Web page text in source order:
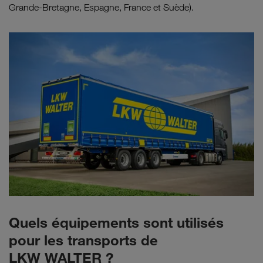
Grande-Bretagne, Espagne, France et Suède).
Quels équipements sont utilisés
pour les transports de
LKW WALTER ?